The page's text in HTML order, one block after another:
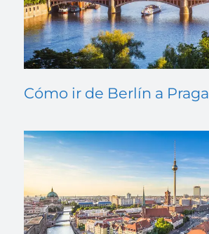
Cómo ir de Berlín a Praga